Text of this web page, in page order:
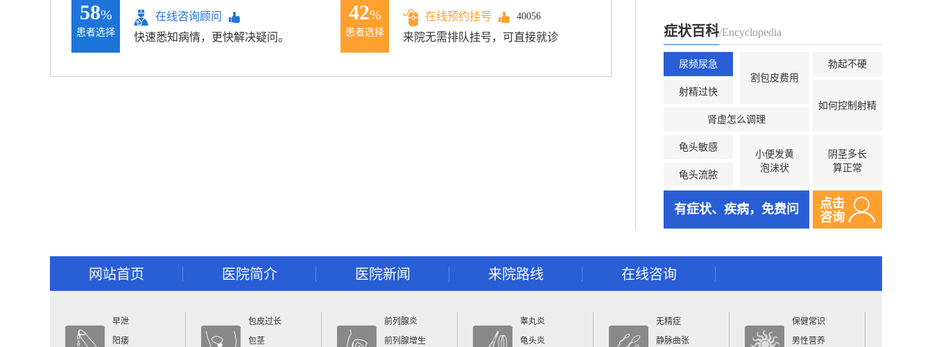
58%
患者选择
在线咨询顾问
快速悉知病情，更快解决疑问。
42%
患者选择
在线预约挂号 40056
来院无需排队挂号，可直接就诊 症状百科/Encyclopedia
尿频尿急
割包皮费用
射精过快
肾虚怎么调理
龟头敏感
小便发黄
泡沫状
龟头流脓
勃起不硬
如何控制射精
阴茎多长
算正常
有症状、疾病，免费问
点击
咨询
网站首页 医院简介 医院新闻 来院路线 在线咨询
早泄
阳痿
包皮过长
包茎
前列腺炎
前列腺增生
睾丸炎
龟头炎
无精症
静脉曲张
保健常识
男性营养